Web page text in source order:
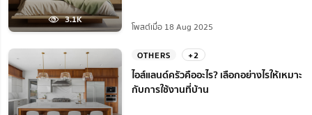
3.1K
โพสต์เมื่อ 18 Aug 2025
OTHERS +2
ไอส์แลนด์ครัวคืออะไร? เลือกอย่างไรให้เหมาะ
กับการใช้งานที่บ้าน